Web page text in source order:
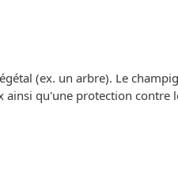
(ex. un arbre). Le
qu'une protection contre